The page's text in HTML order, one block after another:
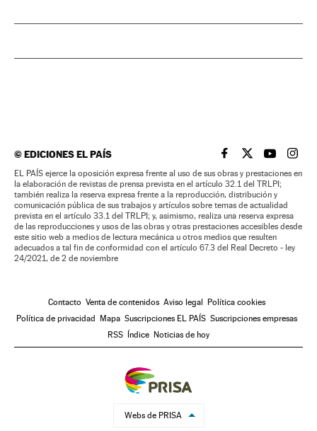
©EDICIONES EL PAÍS EL PAÍS BRASIL EN
EL PAÍSEL PAÍS
EL
EL PAÍS ejerce la oposición expresa frente al uso de sus obras y prestaciones en
la elaboración de revistas de prensa prevista en el artículo 32.1 del TRLPI;
también realiza la reserva expresa frente a la reproducción, distribución y
comunicación pública de sus trabajos y artículos sobre temas de actualidad
prevista en el artículo 33.1 del TRLPI; y, asimismo, realiza una reserva expresa
de las reproducciones y usos de las obras y otras prestaciones accesibles desde
este sitio web a medios de lectura mecánica u otros medios que resulten
adecuados a tal fin de conformidad con el artículo 67.3 del Real Decreto - ley
24/2021, de 2 de noviembre
Contacto Venta de contenidos Aviso legal Política cookies
Política de privacidad Mapa Suscripciones EL PAÍS Suscripciones empresas
RSS Índice Noticias de hoy
Webs de PRISA